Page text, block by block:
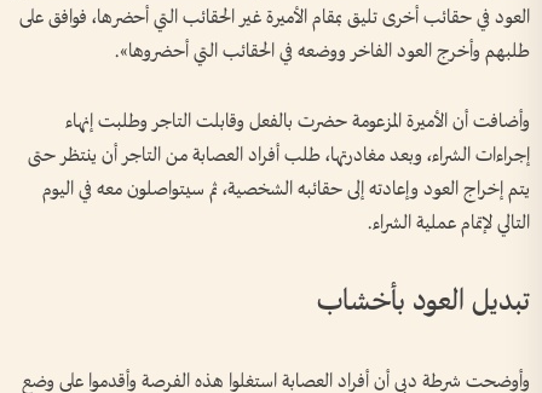
العود في حقائب أخرى تليق بمقام الأميرة غير الحقائب التي أحضرها، فوافق على
طلبهم وأخرج العود الفاخر ووضعه في الحقائب التي أحضروها».
وأضافت أن الأميرة المزعومة حضرت بالفعل وقابلت التاجر وطلبت إنهاء
إجراءات الشراء، وبعد مغادرتها، طلب أفراد العصابة من التاجر أن ينتظر حتى
يتم إخراج العود وإعادته إلى حقائبه الشخصية، ثم سيتواصلون معه في اليوم
التالي لإتمام عملية الشراء.
تبديل العود بأخشاب
وأوضحت شرطة دبي أن أفراد العصابة استغلوا هذه الفرصة وأقدموا على وضع